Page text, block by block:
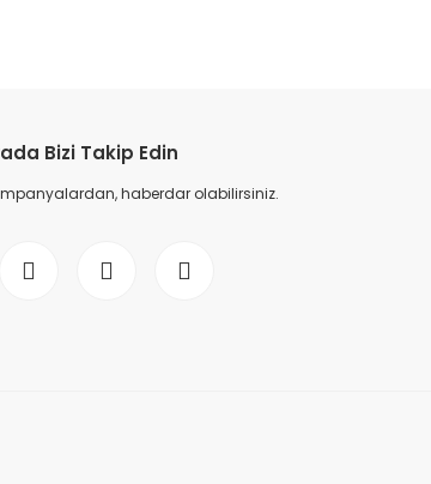
Bizi Takip Edin
haberdar olabilirsiniz.